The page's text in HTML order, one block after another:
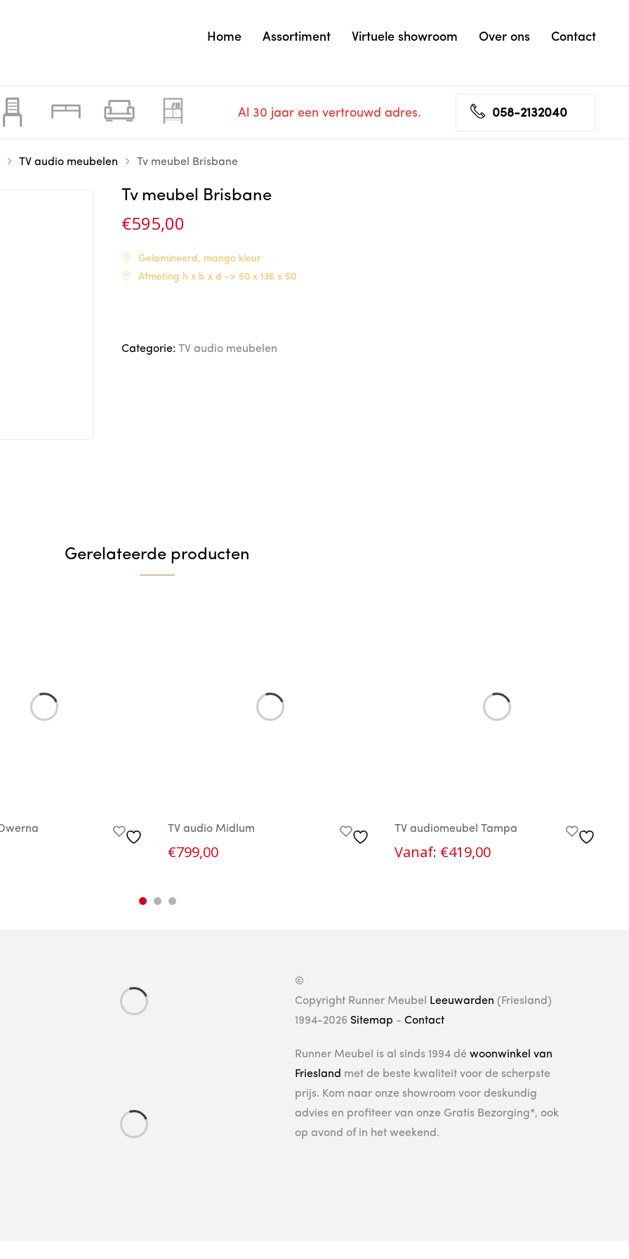
Home Assortiment Virtuele showroom Over ons Contact
Al 30 jaar een vertrouwd adres. 058-2132040
TV audio meubelen Tv meubel Brisbane
Tv meubel Brisbane
€595,00
Gelamineerd, mango kleur
Afmeting h x b x d -> 50 x 136 x 50
Categorie: TV audio meubelen
Gerelateerde producten
TV audio Midlum
€799,00
TV audiomeubel Tampa
Vanaf: €419,00
©
Copyright Runner Meubel
Leeuwarden (Friesland)
1994-2026 Sitemap - Contact
Runner Meubel is al sinds 1994 dé woonwinkel van
Friesland met de beste kwaliteit voor de scherpste
prijs. Kom naar onze showroom voor deskundig
advies en profiteer van onze Gratis Bezorging*, ook
op avond of in het weekend.